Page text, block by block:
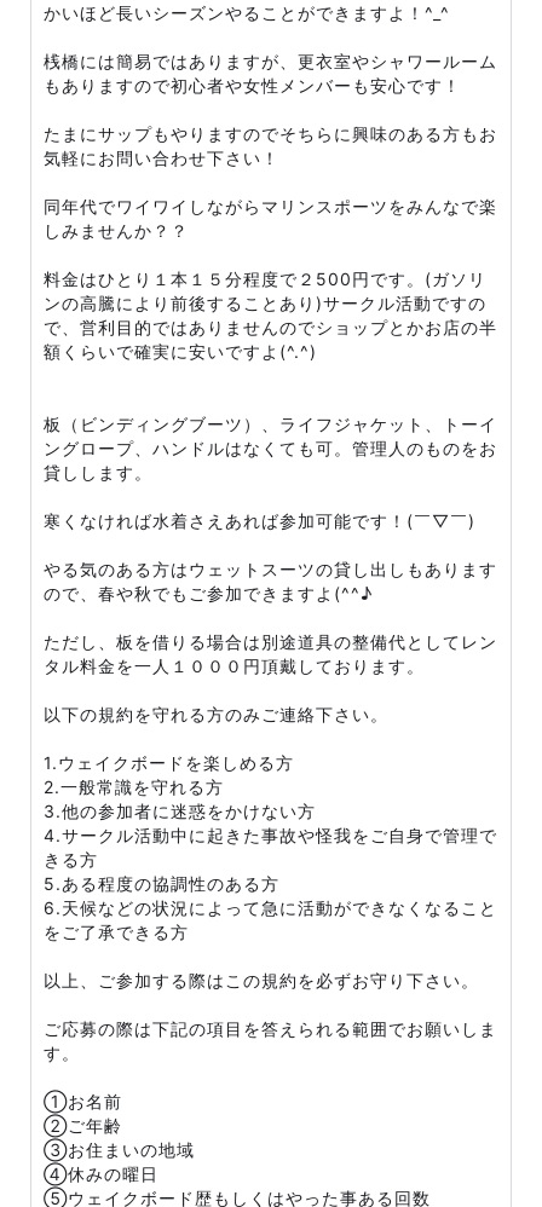
かいほど長いシーズンやることができますよ！^_^
桟橋には簡易ではありますが、更衣室やシャワールーム
もありますので初心者や女性メンバーも安心です！
たまにサップもやりますのでそちらに興味のある方もお
気軽にお問い合わせ下さい！
同年代でワイワイしながらマリンスポーツをみんなで楽
しみませんか？？
料金はひとり１本１５分程度で２500円です。(ガソリ
ンの高騰により前後することあり)サークル活動ですの
で、営利目的ではありませんのでショップとかお店の半
額くらいで確実に安いですよ(^.^)
板（ビンディングブーツ）、ライフジャケット、トーイ
ングロープ、ハンドルはなくても可。管理人のものをお
貸しします。
寒くなければ水着さえあれば参加可能です！(￣▽￣)
やる気のある方はウェットスーツの貸し出しもあります
ので、春や秋でもご参加できますよ(^^♪
ただし、板を借りる場合は別途道具の整備代としてレン
タル料金を一人１０００円頂戴しております。
以下の規約を守れる方のみご連絡下さい。
1.ウェイクボードを楽しめる方
2.一般常識を守れる方
3.他の参加者に迷惑をかけない方
4.サークル活動中に起きた事故や怪我をご自身で管理で
きる方
5.ある程度の協調性のある方
6.天候などの状況によって急に活動ができなくなること
をご了承できる方
以上、ご参加する際はこの規約を必ずお守り下さい。
ご応募の際は下記の項目を答えられる範囲でお願いしま
す。
①お名前
②ご年齢
③お住まいの地域
④休みの曜日
⑤ウェイクボード歴もしくはやった事ある回数